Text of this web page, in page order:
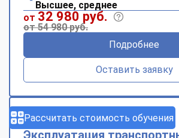
Рассчитать стоимость обучения
Высшее, среднее
от 32 980 руб.
от 54 980 руб.
Подробнее
Оставить заявку
Есть учебный план
Эксплуатация
ChatApp